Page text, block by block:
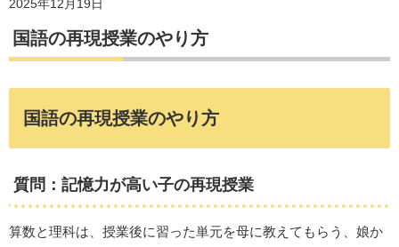
2025年12月19日
国語の再現授業のやり方
国語の再現授業のやり方
質問：記憶力が高い子の再現授業
算数と理科は、授業後に習った単元を母に教えてもらう、娘か